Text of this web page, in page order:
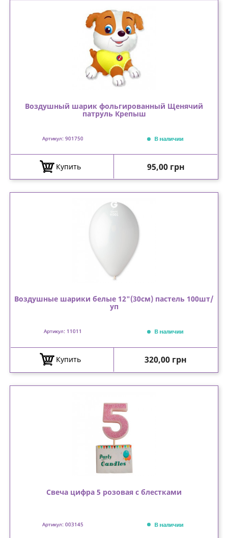
Воздушный шарик фольгированный Щенячий
патруль Крепыш
Артикул: 901750 В наличии
Купить Цена
95,00 грн
Воздушные шарики белые 12"(30см) пастель 100шт/
уп
Артикул: 11011 В наличии
Купить Цена
320,00 грн
Свеча цифра 5 розовая с блестками
Артикул: 003145 В наличии